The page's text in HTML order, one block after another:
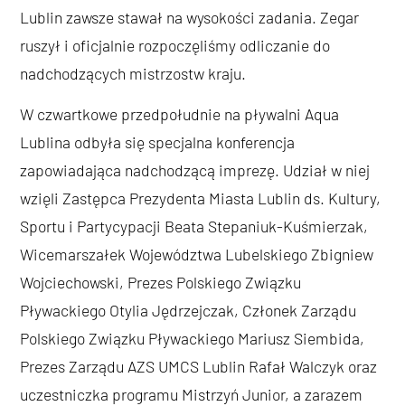
Lublin zawsze stawał na wysokości zadania. Zegar
ruszył i oficjalnie rozpoczęliśmy odliczanie do
nadchodzących mistrzostw kraju.
W czwartkowe przedpołudnie na pływalni Aqua
Lublina odbyła się specjalna konferencja
zapowiadająca nadchodzącą imprezę. Udział w niej
wzięli Zastępca Prezydenta Miasta Lublin ds. Kultury,
Sportu i Partycypacji Beata Stepaniuk-Kuśmierzak,
Wicemarszałek Województwa Lubelskiego Zbigniew
Wojciechowski, Prezes Polskiego Związku
Pływackiego Otylia Jędrzejczak, Członek Zarządu
Polskiego Związku Pływackiego Mariusz Siembida,
Prezes Zarządu AZS UMCS Lublin Rafał Walczyk oraz
uczestniczka programu Mistrzyń Junior, a zarazem